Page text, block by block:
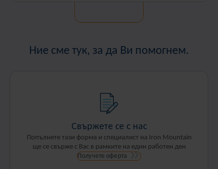
Ние сме тук, за да Ви помогнем.
Свържете се с нас
Попълнете тази форма и специалист на Iron Mountain
ще се свърже с Вас в рамките на един работен ден
Получете оферта